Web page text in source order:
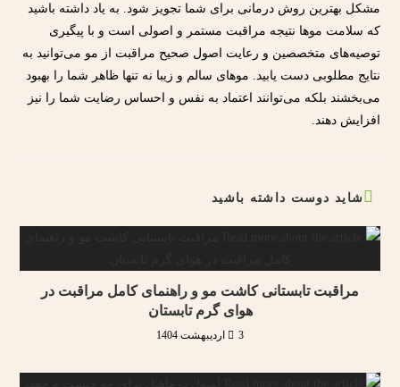
مشکل بهترین روش درمانی برای شما تجویز شود. به یاد داشته باشید
که سلامت موها نتیجه مراقبت مستمر و اصولی است و با پیگیری
توصیه‌های متخصصین و رعایت اصول صحیح مراقبت از مو می‌توانید به
نتایج مطلوبی دست یابید. موهای سالم و زیبا نه تنها ظاهر شما را بهبود
می‌بخشند بلکه می‌توانند اعتماد به نفس و احساس رضایت شما را نیز
افزایش دهند.
شاید دوست داشته باشید
مراقبت تابستانی کاشت مو و راهنمای کامل مراقبت در
هوای گرم تابستان
3 اردیبهشت 1404